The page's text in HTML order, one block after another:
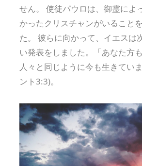
せん。 使徒パウロは、御霊によ
かったクリスチャンがいること
た。 彼らに向かって、イエスは
い発表をしました。「あなた方
人々と同じように今も生きてい
ント3:3)。